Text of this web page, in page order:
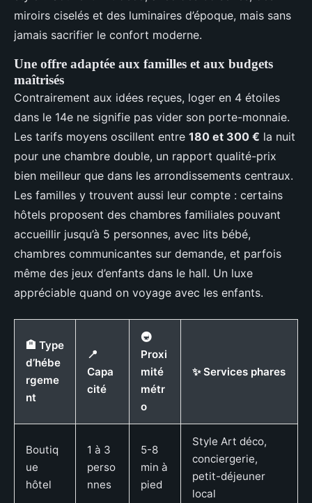
miroirs ciselés et des luminaires d’époque, mais sans
jamais sacrifier le confort moderne.
Une offre adaptée aux familles et aux budgets
maîtrisés
Contrairement aux idées reçues, loger en 4 étoiles
dans le 14e ne signifie pas vider son porte-monnaie.
Les tarifs moyens oscillent entre 180 et 300 € la nuit
pour une chambre double, un rapport qualité-prix
bien meilleur que dans les arrondissements centraux.
Les familles y trouvent aussi leur compte : certains
hôtels proposent des chambres familiales pouvant
accueillir jusqu’à 5 personnes, avec lits bébé,
chambres communicantes sur demande, et parfois
même des jeux d’enfants dans le hall. Un luxe
appréciable quand on voyage avec les enfants.
🏨 Type
d’hébe
rgeme
nt
📍
Capa
cité
🚇
Proxi
mité
métr
o
✨ Services phares
Boutiq
ue
hôtel
1 à 3
perso
nnes
5-8
min à
pied
Style Art déco,
conciergerie,
petit-déjeuner
local